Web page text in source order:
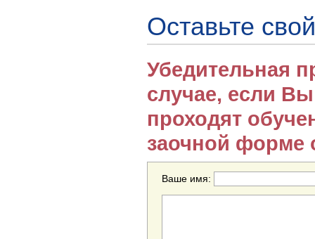
Оставьте
Убедительная
случае, если
проходят
заочной форме
Ваше имя: